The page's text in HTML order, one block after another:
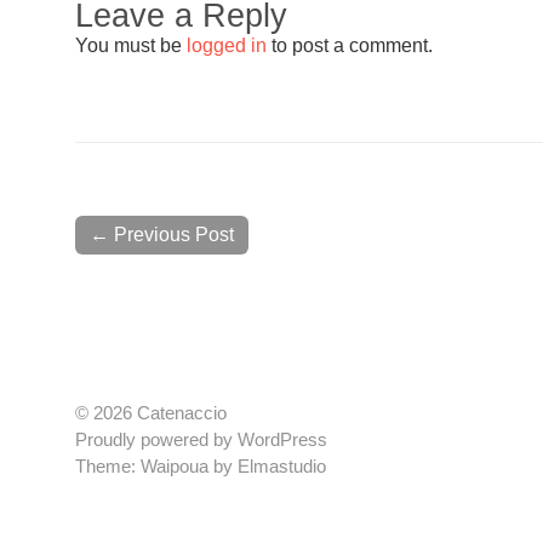
Leave a Reply
You must be logged in to post a comment.
← Previous Post
© 2026 Catenaccio
Proudly powered by WordPress
Theme: Waipoua by Elmastudio